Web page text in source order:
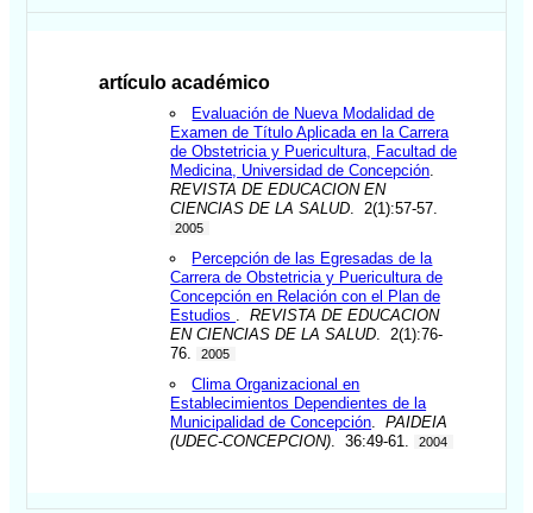
artículo académico
Evaluación de Nueva Modalidad de
Examen de Título Aplicada en la Carrera
de Obstetricia y Puericultura, Facultad de
Medicina, Universidad de Concepción
REVISTA DE EDUCACION EN
CIENCIAS DE LA SALUD . 2(1):57-57.
2005
Percepción de las Egresadas de la
Carrera de Obstetricia y Puericultura de
Concepción en Relación con el Plan de
Estudios
.REVISTA DE EDUCACION
EN CIENCIAS DE LA SALUD . 2(1):76-
76.
2005
Clima Organizacional en
Establecimientos Dependientes de la
Municipalidad de Concepción .PAIDEIA
(UDEC-CONCEPCION) . 36:49-61. 2004